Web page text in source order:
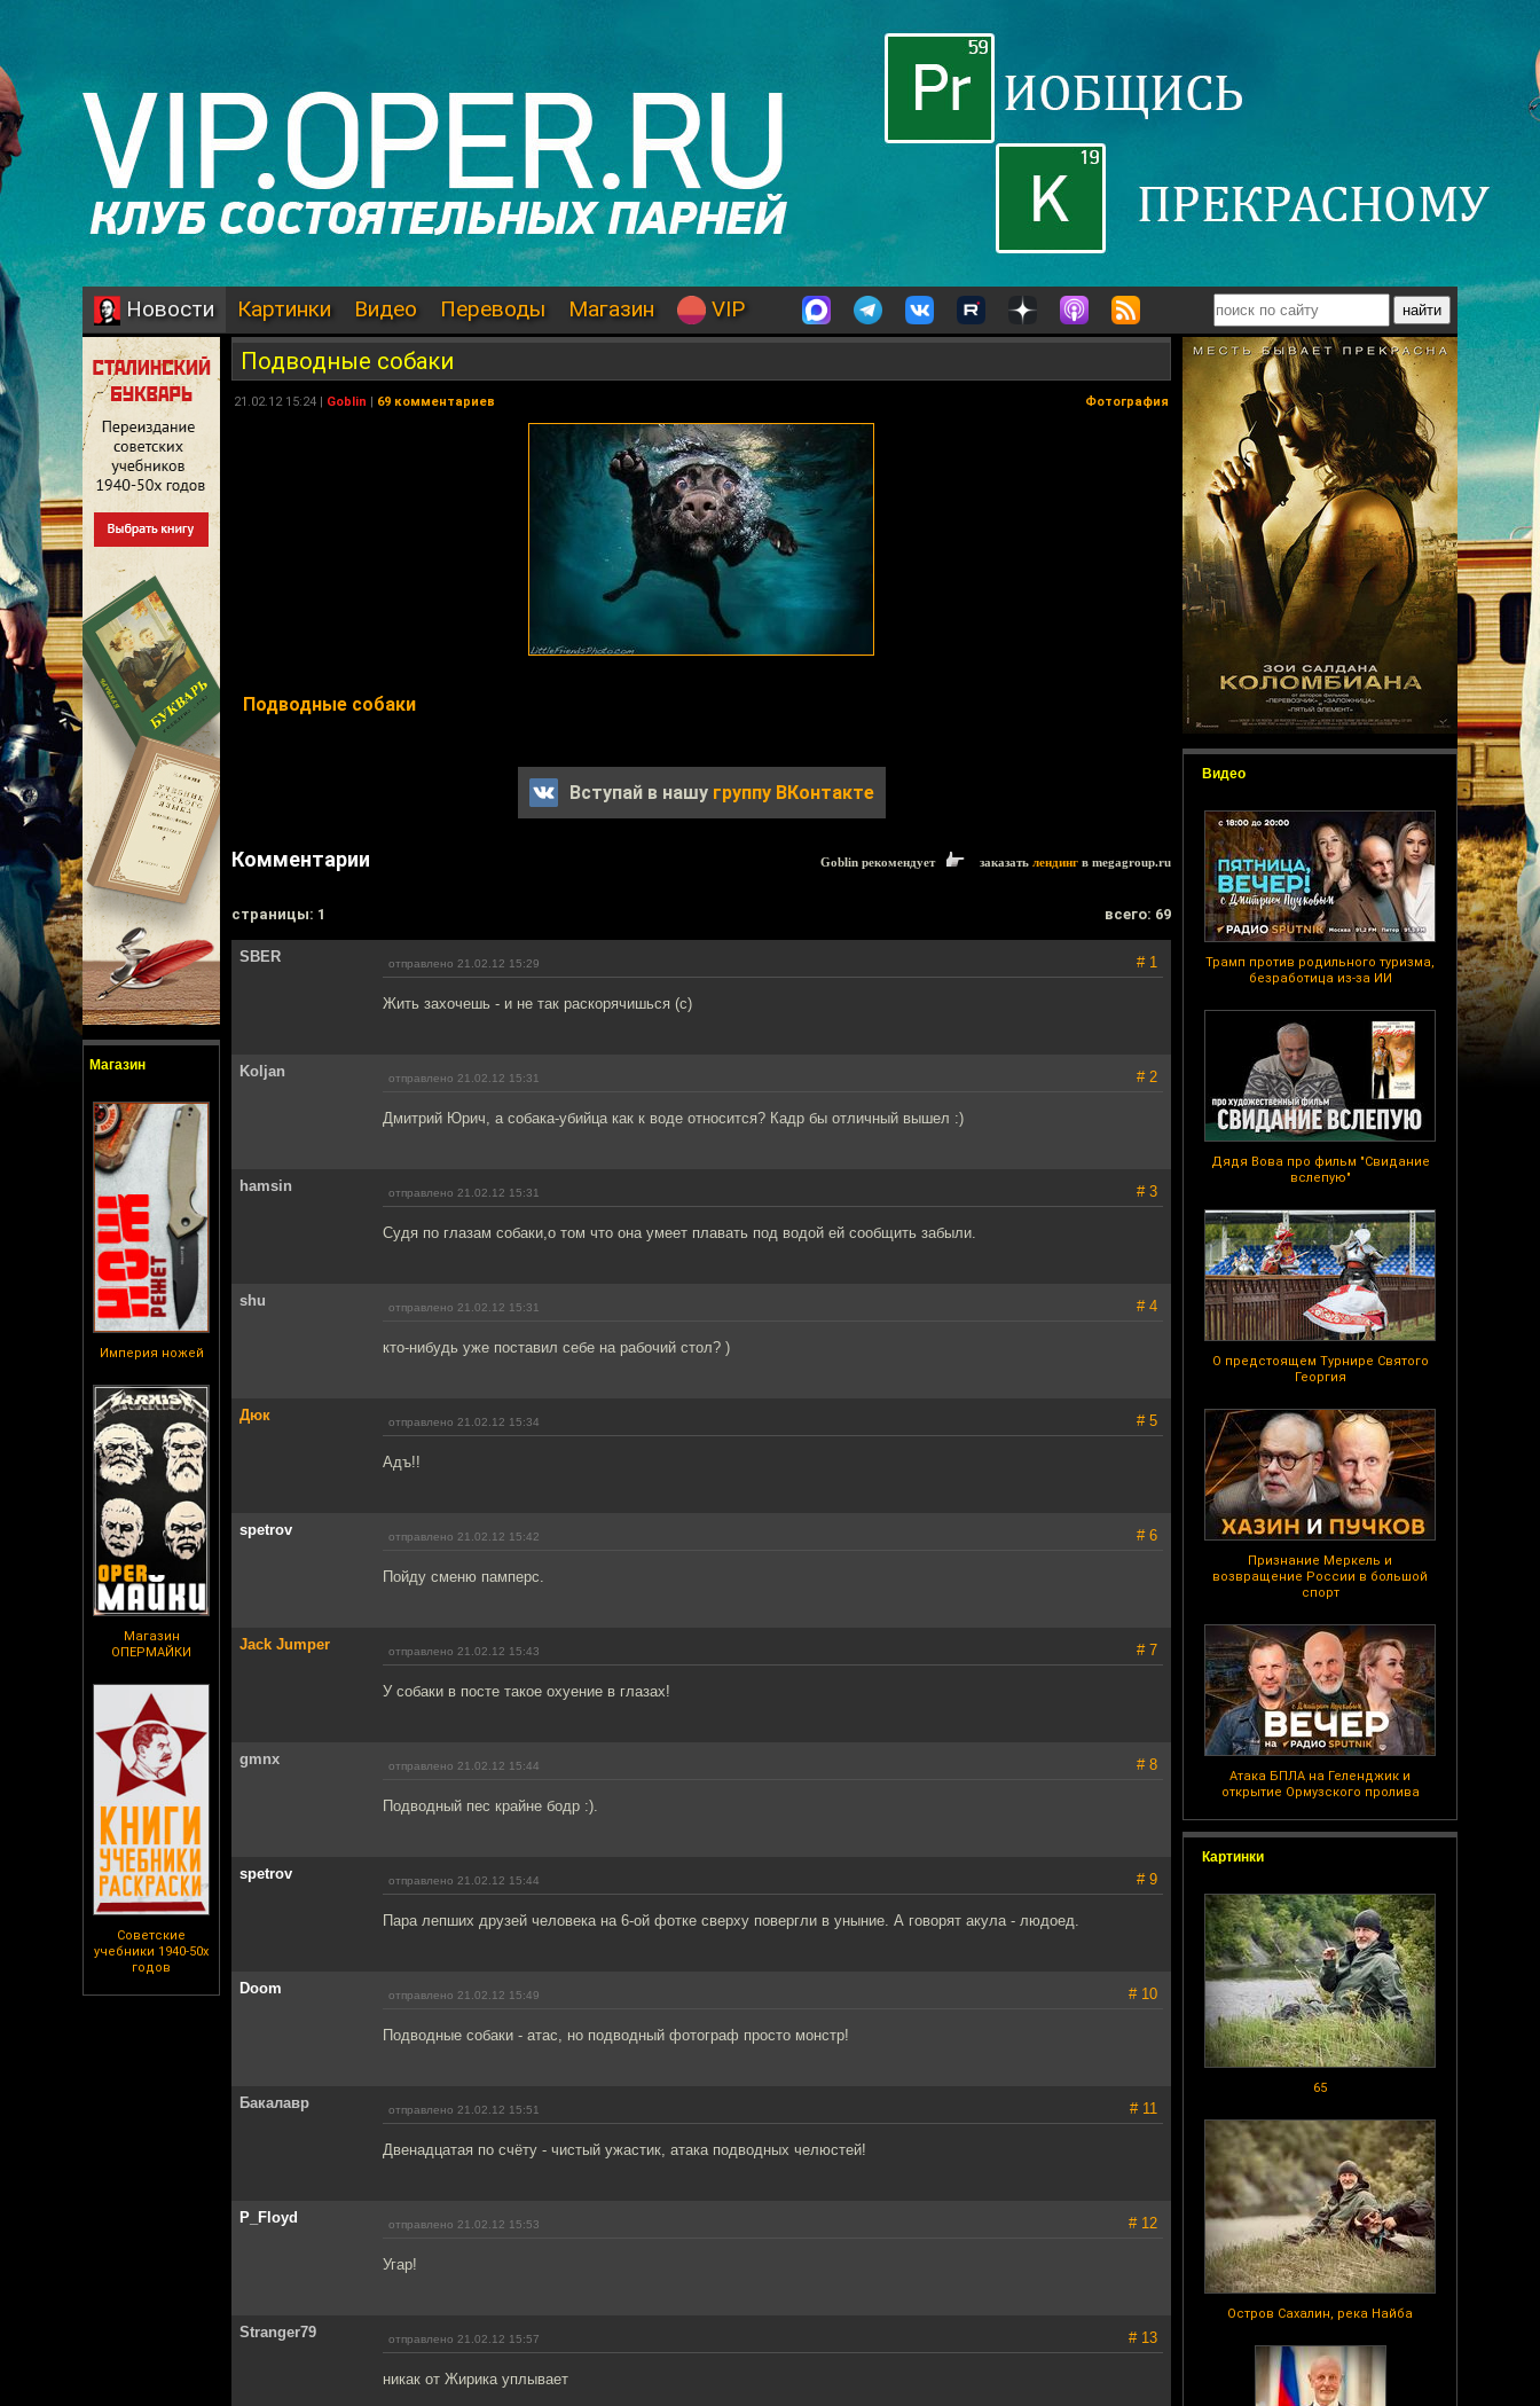
Новости Картинки Видео Переводы Магазин VIP
Магазин
Империя ножей
Магазин
ОПЕРМАЙКИ
Советские
учебники 1940-50х
годов
Видео
Трамп против родильного туризма,
безработица из-за ИИ
Дядя Вова про фильм "Свидание
вслепую"
О предстоящем Турнире Святого
Георгия
Признание Меркель и
возвращение России в большой
спорт
Атака БПЛА на Геленджик и
открытие Ормузского пролива
Картинки
65
Остров Сахалин, река Найба
Подводные собаки
21.02.12 15:24 | Goblin | 69 комментариев Фотография
Подводные собаки
Вступай в нашу группу ВКонтакте
Комментарии Goblin рекомендует заказать лендинг в megagroup.ru
cтраницы: 1 всего: 69
SBER отправлено 21.02.12 15:29 # 1
Жить захочешь - и не так раскорячишься (с)
Koljan отправлено 21.02.12 15:31 # 2
Дмитрий Юрич, а собака-убийца как к воде относится? Кадр бы отличный вышел :)
hamsin отправлено 21.02.12 15:31 # 3
Судя по глазам собаки,о том что она умеет плавать под водой ей сообщить забыли.
shu отправлено 21.02.12 15:31 # 4
кто-нибудь уже поставил себе на рабочий стол? )
Дюк отправлено 21.02.12 15:34 # 5
Адъ!!
spetrov отправлено 21.02.12 15:42 # 6
Пойду сменю памперс.
Jack Jumper отправлено 21.02.12 15:43 # 7
У собаки в посте такое охуение в глазах!
gmnx отправлено 21.02.12 15:44 # 8
Подводный пес крайне бодр :).
spetrov отправлено 21.02.12 15:44 # 9
Пара лепших друзей человека на 6-ой фотке сверху повергли в уныние. А говорят акула - людоед.
Doom отправлено 21.02.12 15:49 # 10
Подводные собаки - атас, но подводный фотограф просто монстр!
Бакалавр отправлено 21.02.12 15:51 # 11
Двенадцатая по счёту - чистый ужастик, атака подводных челюстей!
P_Floyd отправлено 21.02.12 15:53 # 12
Угар!
Stranger79 отправлено 21.02.12 15:57 # 13
никак от Жирика уплывает